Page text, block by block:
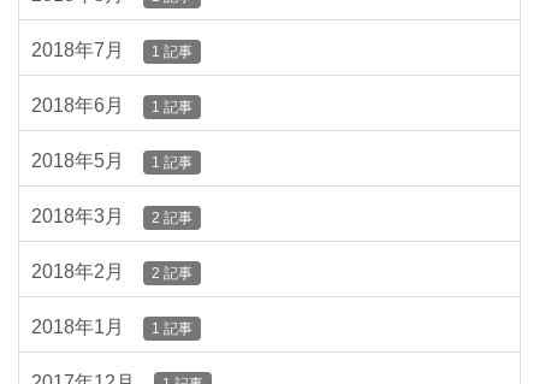
2018年7月 1 記事
2018年6月 1 記事
2018年5月 1 記事
2018年3月 2 記事
2018年2月 2 記事
2018年1月 1 記事